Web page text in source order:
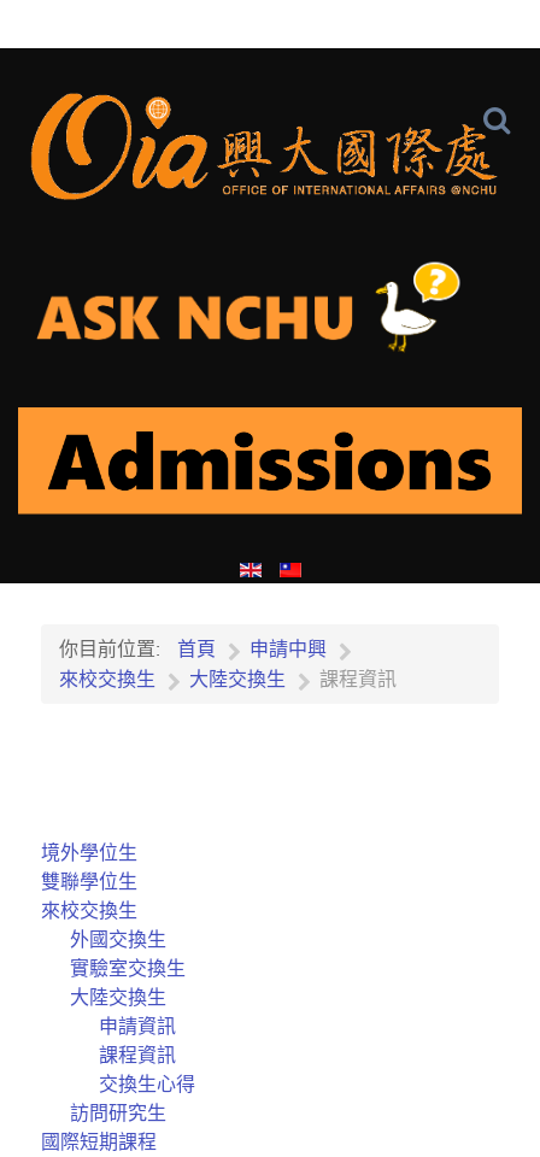
你目前位置: 首頁
申請中興
來校交換生
大陸交換生 課程資訊
境外學位生
雙聯學位生
來校交換生
外國交換生
實驗室交換生
大陸交換生
申請資訊
課程資訊
交換生心得
訪問研究生
國際短期課程